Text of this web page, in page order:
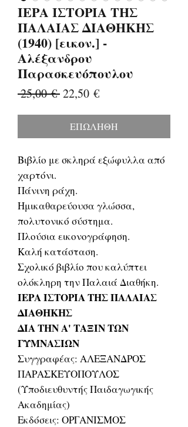
ΙΕΡΑ ΙΣΤΟΡΙΑ ΤΗΣ
ΠΑΛΑΙΑΣ ΔΙΑΘΗΚΗΣ
(1940) [εικον.] -
Αλέξανδρου
Παρασκευόπουλου
25,00 € Κανονική
22,50 €Τιμή
ΕΠΩΛΗΘΗ
Βιβλίο με σκληρά εξώφυλλα από
χαρτόνι.
Πάνινη ράχη.
Ημικαθαρεύουσα γλώσσα,
πολυτονικό σύστημα.
Πλούσια εικονογράφηση.
Καλή κατάσταση.
Σχολικό βιβλίο που καλύπτει
ολόκληρη την Παλαιά Διαθήκη.
ΙΕΡΑ ΙΣΤΟΡΙΑ ΤΗΣ ΠΑΛΑΙΑΣ
ΔΙΑΘΗΚΗΣ
ΔΙΑ ΤΗΝ Α' ΤΑΞΙΝ ΤΩΝ
ΓΥΜΝΑΣΙΩΝ
Συγγραφέας: ΑΛΕΞΑΝΔΡΟΣ
ΠΑΡΑΣΚΕΥΟΠΟΥΛΟΣ
(Υποδιευθυντής Παιδαγωγικής
Ακαδημίας)
Εκδόσεις: ΟΡΓΑΝΙΣΜΟΣ